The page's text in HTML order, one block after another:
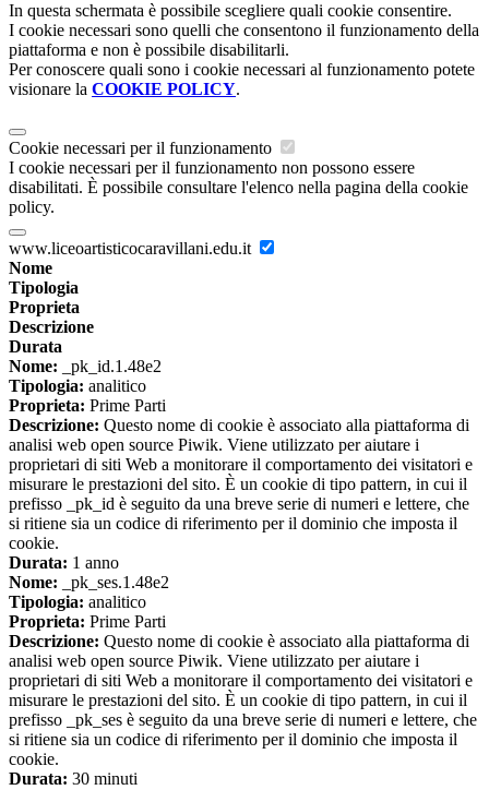
In questa schermata è possibile scegliere quali cookie consentire.
I cookie necessari sono quelli che consentono il funzionamento della
piattaforma e non è possibile disabilitarli.
Per conoscere quali sono i cookie necessari al funzionamento potete
visionare la COOKIE POLICY.
Cookie necessari per il funzionamento
I cookie necessari per il funzionamento non possono essere
disabilitati. È possibile consultare l'elenco nella pagina della cookie
policy.
www.liceoartisticocaravillani.edu.it
Nome
Tipologia
Proprieta
Descrizione
Durata
Nome: _pk_id.1.48e2
Tipologia: analitico
Proprieta: Prime Parti
Descrizione: Questo nome di cookie è associato alla piattaforma di
analisi web open source Piwik. Viene utilizzato per aiutare i
proprietari di siti Web a monitorare il comportamento dei visitatori e
misurare le prestazioni del sito. È un cookie di tipo pattern, in cui il
prefisso _pk_id è seguito da una breve serie di numeri e lettere, che
si ritiene sia un codice di riferimento per il dominio che imposta il
cookie.
Durata: 1 anno
Nome: _pk_ses.1.48e2
Tipologia: analitico
Proprieta: Prime Parti
Descrizione: Questo nome di cookie è associato alla piattaforma di
analisi web open source Piwik. Viene utilizzato per aiutare i
proprietari di siti Web a monitorare il comportamento dei visitatori e
misurare le prestazioni del sito. È un cookie di tipo pattern, in cui il
prefisso _pk_ses è seguito da una breve serie di numeri e lettere, che
si ritiene sia un codice di riferimento per il dominio che imposta il
cookie.
Durata: 30 minuti